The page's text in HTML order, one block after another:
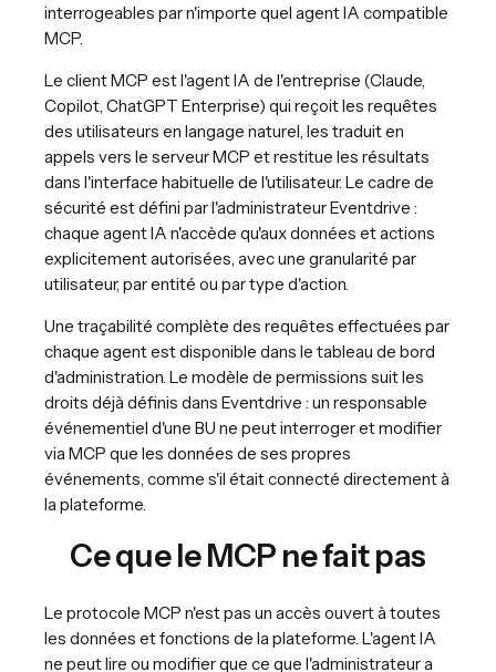
interrogeables par n'importe quel agent IA compatible
MCP.
Le client MCP est l'agent IA de l'entreprise (Claude,
Copilot, ChatGPT Enterprise) qui reçoit les requêtes
des utilisateurs en langage naturel, les traduit en
appels vers le serveur MCP et restitue les résultats
dans l'interface habituelle de l'utilisateur. Le cadre de
sécurité est défini par l'administrateur Eventdrive :
chaque agent IA n'accède qu'aux données et actions
explicitement autorisées, avec une granularité par
utilisateur, par entité ou par type d'action.
Une traçabilité complète des requêtes effectuées par
chaque agent est disponible dans le tableau de bord
d'administration. Le modèle de permissions suit les
droits déjà définis dans Eventdrive : un responsable
événementiel d'une BU ne peut interroger et modifier
via MCP que les données de ses propres
événements, comme s'il était connecté directement à
la plateforme.
Ce que le MCP ne fait pas
Le protocole MCP n'est pas un accès ouvert à toutes
les données et fonctions de la plateforme. L'agent IA
ne peut lire ou modifier que ce que l'administrateur a